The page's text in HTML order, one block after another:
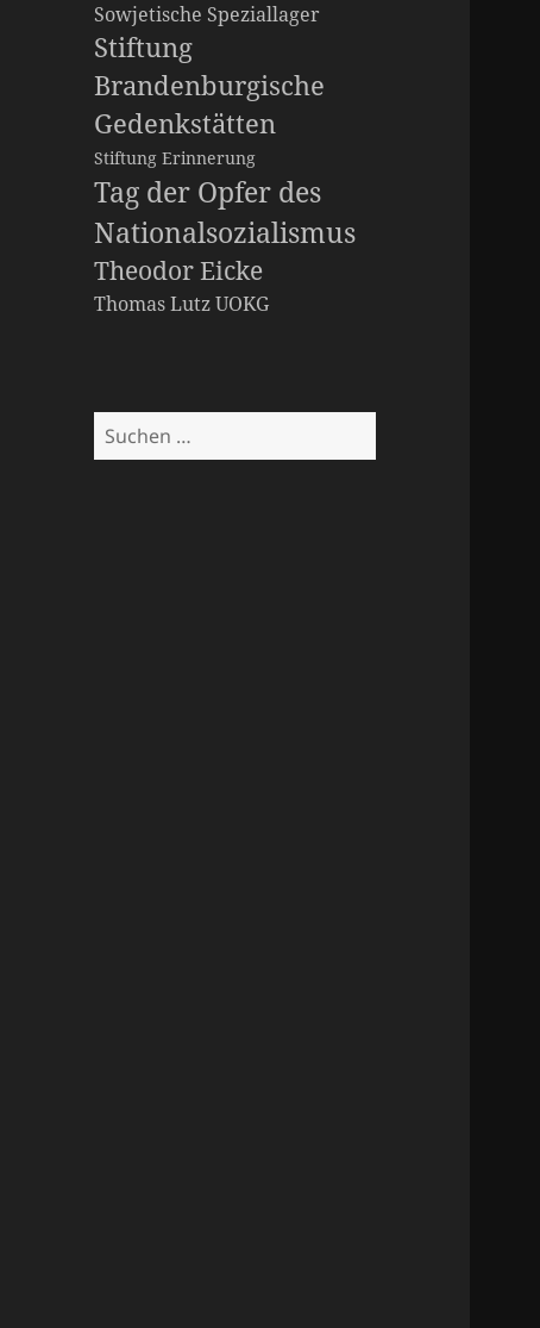
Sowjetische Speziallager
Stiftung
Brandenburgische
Gedenkstätten
Stiftung Erinnerung
Tag der Opfer des
Nationalsozialismus
Theodor Eicke
Thomas LutzUOKG
Suchen
nach: